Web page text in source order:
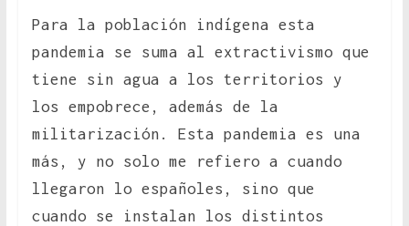
Para la población indígena esta
pandemia se suma al extractivismo que
tiene sin agua a los territorios y
los empobrece, además de la
militarización. Esta pandemia es una
más, y no solo me refiero a cuando
llegaron lo españoles, sino que
cuando se instalan los distintos